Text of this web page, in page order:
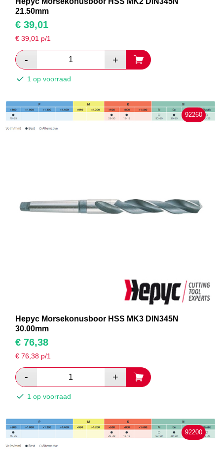
21.50mm
€ 39,01
€39,01 p/1
1 op voorraad
92260
Hepyc Morsekonusboor HSS MK3 DIN345N
30.00mm
€ 76,38
€76,38 p/1
1 op voorraad
92200